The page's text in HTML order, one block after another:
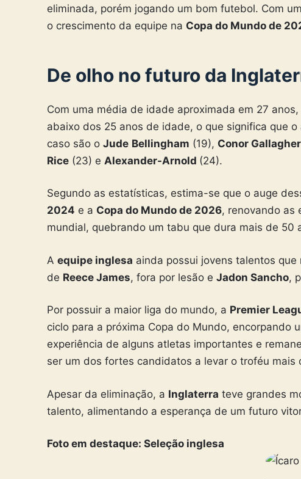
eliminada, porém jogando um bom futebol. Com
o crescimento da equipe na Copa do Mundo de
De olho no futuro da
Com uma média de idade aproximada em 27
abaixo dos 25 anos de idade, o que significa que
caso são o Jude Bellingham (19), Conor Gallagher
Rice (23) e Alexander-Arnold (24).
Segundo as estatísticas, estima-se que o auge
2024 e a Copa do Mundo de 2026, renovando as
mundial, quebrando um tabu que dura mais de 50
A equipe inglesa ainda possui jovens talentos
de Reece James, fora por lesão e Jadon Sancho,
Por possuir a maior liga do mundo, a Premier
ciclo para a próxima Copa do Mundo, encorpando
experiência de alguns atletas importantes e
ser um dos fortes candidatos a levar o troféu mais
Apesar da eliminação, a Inglaterra teve grandes
talento, alimentando a esperança de um futuro
Foto em destaque: Seleção inglesa